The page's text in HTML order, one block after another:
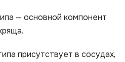
— основной компонент
присутствует в сосудах,